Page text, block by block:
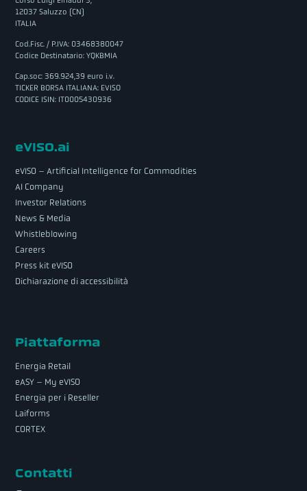
12037 Saluzzo (CN)
ITALIA
Cod.Fisc. / P.IVA: 03468380047
Codice Destinatario: YQKBMIA
Cap.soc: 369.924,39 euro i.v.
TICKER BORSA ITALIANA: EVISO
CODICE ISIN: IT0005430936
eVISO.ai
eVISO – Artificial Intelligence for Commodities
AI Company
Investor Relations
News & Media
Whistleblowing
Careers
Press kit eVISO
Dichiarazione di accessibilità
Piattaforma
Energia Retail
eASY – My eVISO
Energia per i Reseller
Laiforms
CORTEX
Contatti